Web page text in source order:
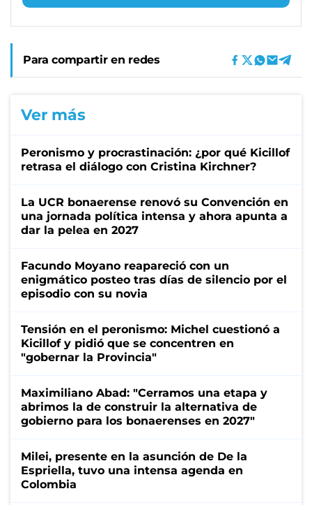
Para compartir en redes
Ver más
Peronismo y procrastinación: ¿por qué Kicillof
retrasa el diálogo con Cristina Kirchner?
La UCR bonaerense renovó su Convención en
una jornada política intensa y ahora apunta a
dar la pelea en 2027
Facundo Moyano reapareció con un
enigmático posteo tras días de silencio por el
episodio con su novia
Tensión en el peronismo: Michel cuestionó a
Kicillof y pidió que se concentren en
"gobernar la Provincia"
Maximiliano Abad: "Cerramos una etapa y
abrimos la de construir la alternativa de
gobierno para los bonaerenses en 2027"
Milei, presente en la asunción de De la
Espriella, tuvo una intensa agenda en
Colombia